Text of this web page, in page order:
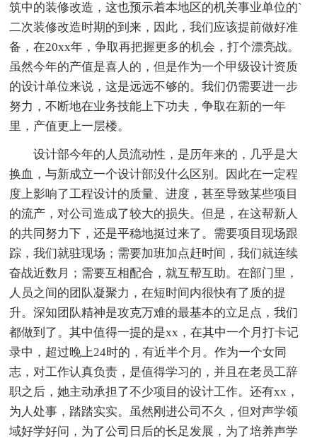
筑中的装修改造，这也预示着本地区的机关事业单位的`
二次装修改造时期的到来，因此，我们应该提前做好准
备，在20xx年，争取再把握更多的机会，打个漂亮战。
虽然今年的产值是喜人的，但是作为一个甲级设计资质
的设计单位来说，这是远远不够的。我们仍需要进一步
努力，不断地在业务技能上下功夫，争取在新的一年
里，产值更上一层楼。
设计部今年的人员流动性，是历年来的，几乎是大
换血，与新成立一个设计部没什么区别。因此在一定程
度上影响了工程设计的质量、进度，甚至导致某些项目
的流产，对公司造成了较大的损失。但是，在这帮新人
的共同努力下，还是平稳地挺过来了。需要项目现场跟
踪，我们就驻现场；需要加班加点赶时间，我们就连续
奋战近数月；需要互相配合，就互帮互助。在部门里，
人员之间的团队凝聚力，在短时间内很快有了质的提
升。深知团队精神是攻克万难的最基本的立足点，我们
都做到了。其中值得一提的是xx，在其中一个月打卡记
录中，超过晚上24时的，有近半个月。作为一个女同
志，对工作认真负责，是值得学习的，并且在老员工辞
职之后，她主动承担了不少项目的设计工作。还有xx，
为人处事，踏踏实实。虽然刚进公司不久，但对声学领
域好学好问，为了公司日后的长足发展，为了培养声学